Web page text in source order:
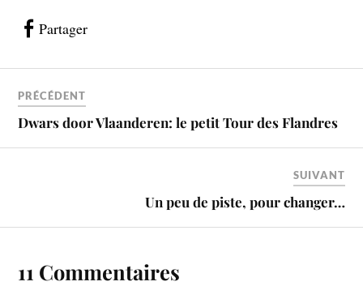
Partager
PRÉCÉDENT
Dwars door Vlaanderen: le petit Tour des Flandres
SUIVANT
Un peu de piste, pour changer…
11 Commentaires